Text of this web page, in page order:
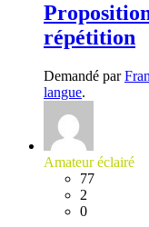
répétition
Demandé par
langue.
Amateur éclairé
77
2
0